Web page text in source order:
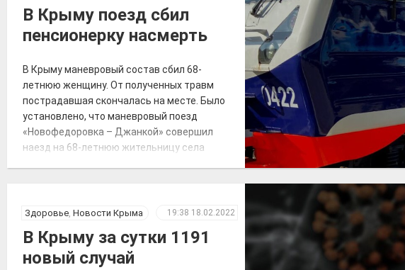
В Крыму поезд сбил
пенсионерку насмерть
В Крыму маневровый состав сбил 68-
летнюю женщину. От полученных травм
пострадавшая скончалась на месте. Было
установлено, что маневровый поезд
«Новофедоровка – Джанкой» совершил
наезд на 68-летнюю жительницу села
«Кировская». «Женщина переходила через
для этого месте, но на сигналы,
подаваемые машинистом, […]
Здоровье Новости Крыма 19:38 18.02.2022
В Крыму за сутки 1191
новый случай